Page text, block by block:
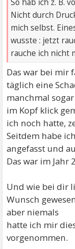
So hab ich z. B.
Nicht durch
mich selbst.
wusste : jetzt
rauche ich nicht
Das war bei mir
täglich eine
manchmal
im Kopf klick
ich noch hatte,
Seitdem habe
angefasst und
Das war im Jahr
Und wie bei dir
Wunsch
aber niemals
hatte ich mir
vorgenommen.